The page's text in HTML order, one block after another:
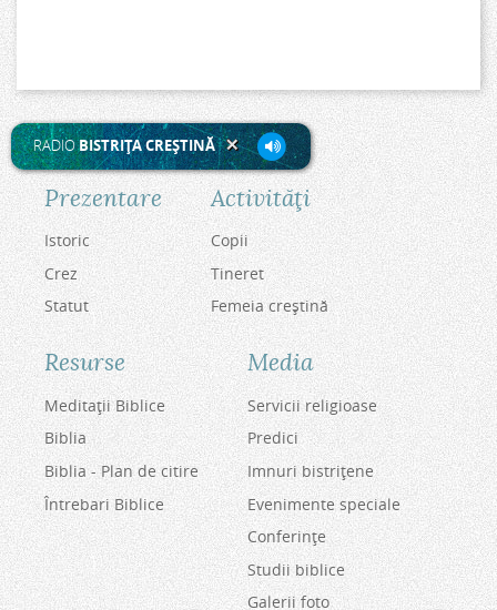
RADIOBISTRIŢA CREŞTINĂ
Prezentare
Istoric
Crez
Statut
Activităţi
Copii
Tineret
Femeia creştină
Resurse
Meditaţii Biblice
Biblia
Biblia - Plan de citire
Întrebari Biblice
Media
Servicii religioase
Predici
Imnuri bistriţene
Evenimente speciale
Conferinţe
Studii biblice
Galerii foto